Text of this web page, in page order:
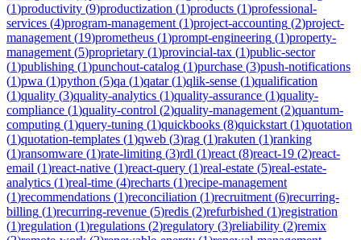
(1)productivity (9)productization (1)products (1)professional-
services (4)program-management (1)project-accounting (2)project-
management (19)prometheus (1)prompt-engineering (1)property-
management (5)proprietary (1)provincial-tax (1)public-sector
(1)publishing (1)punchout-catalog (1)purchase (3)push-notifications
(1)pwa (1)python (5)qa (1)qatar(1)qlik-sense (1)qualification
(1)quality (3)quality-analytics (1)quality-assurance (1)quality-
compliance (1)quality-control (2)quality-management (2)quantum-
computing (1)query-tuning (1)quickbooks (8)quickstart (1)quotation
(1)quotation-templates (1)qweb (3)rag (1)rakuten (1)ranking
(1)ransomware (1)rate-limiting (3)rdl (1)react (8)react-19 (2)react-
email (1)react-native (1)react-query (1)real-estate (5)real-estate-
analytics (1)real-time (4)recharts (1)recipe-management
(1)recommendations (1)reconciliation (1)recruitment (6)recurring-
billing (1)recurring-revenue (5)redis (2)refurbished (1)registration
(1)regulation (1)regulations (2)regulatory (3)reliability (2)remix